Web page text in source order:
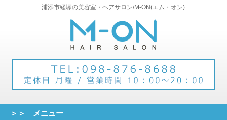
浦添市経塚の美容室・ヘアサロン/M-ON(エム・オン)
＞＞ メニュー